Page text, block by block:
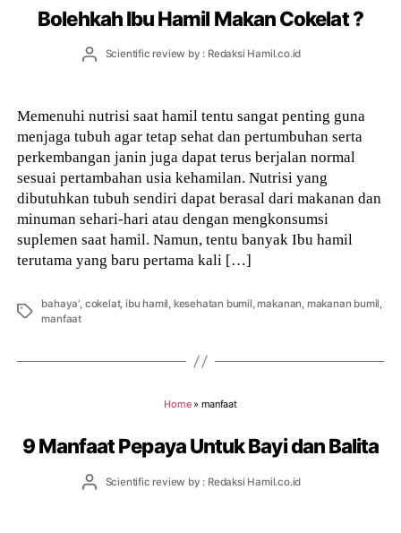
Bolehkah Ibu Hamil Makan Cokelat ?
PostScientific review by : Redaksi Hamil.co.id
Memenuhi nutrisi saat hamil tentu sangat penting guna
menjaga tubuh agar tetap sehat dan pertumbuhan serta
perkembangan janin juga dapat terus berjalan normal
sesuai pertambahan usia kehamilan. Nutrisi yang
dibutuhkan tubuh sendiri dapat berasal dari makanan dan
minuman sehari-hari atau dengan mengkonsumsi
suplemen saat hamil. Namun, tentu banyak Ibu hamil
terutama yang baru pertama kali […]
Tags
bahaya' cokelat, ibu hamil kesehatan bumil ,makanan makanan bumil
manfaat
Home» manfaat
9 Manfaat Pepaya Untuk Bayi dan Balita
PostScientific review by : Redaksi Hamil.co.id